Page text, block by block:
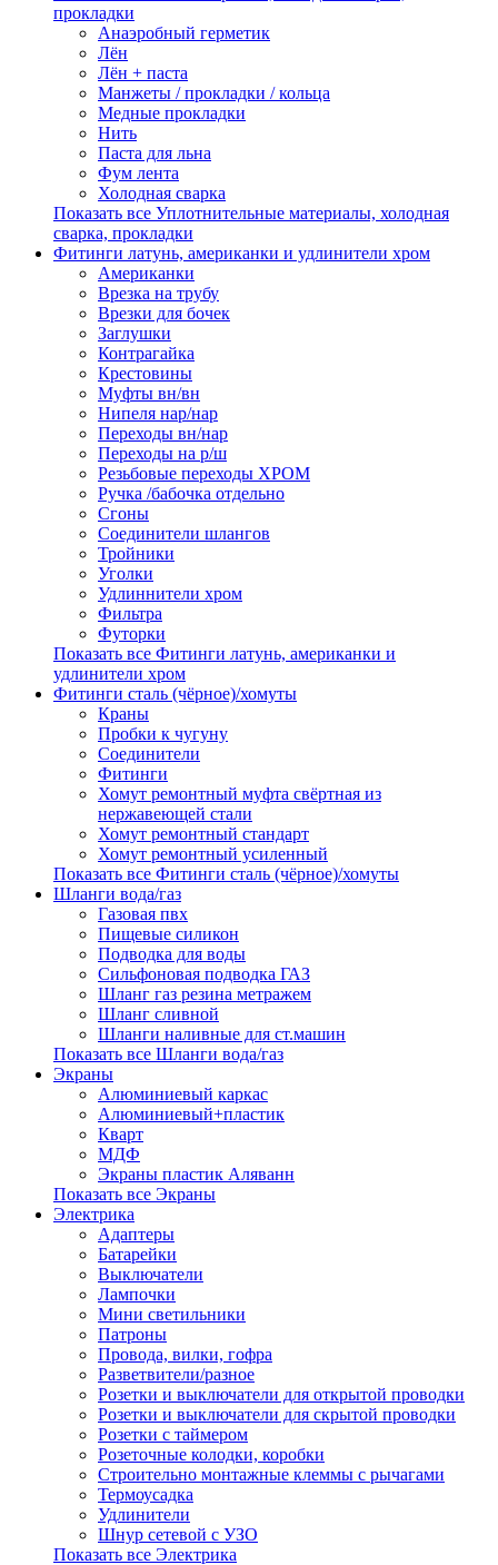
прокладки
Анаэробный герметик
Лён
Лён + паста
Манжеты / прокладки / кольца
Медные прокладки
Нить
Паста для льна
Фум лента
Холодная сварка
Показать все Уплотнительные материалы, холодная
сварка, прокладки
Фитинги латунь, американки и удлинители хром
Американки
Врезка на трубу
Врезки для бочек
Заглушки
Контрагайка
Крестовины
Муфты вн/вн
Нипеля нар/нар
Переходы вн/нар
Переходы на р/ш
Резьбовые переходы ХРОМ
Ручка /бабочка отдельно
Сгоны
Соединители шлангов
Тройники
Уголки
Удлиннители хром
Фильтра
Футорки
Показать все Фитинги латунь, американки и
удлинители хром
Фитинги сталь (чёрное)/хомуты
Краны
Пробки к чугуну
Соединители
Фитинги
Хомут ремонтный муфта свёртная из
нержавеющей стали
Хомут ремонтный стандарт
Хомут ремонтный усиленный
Показать все Фитинги сталь (чёрное)/хомуты
Шланги вода/газ
Газовая пвх
Пищевые силикон
Подводка для воды
Сильфоновая подводка ГАЗ
Шланг газ резина метражем
Шланг сливной
Шланги наливные для ст.машин
Показать все Шланги вода/газ
Экраны
Алюминиевый каркас
Алюминиевый+пластик
Кварт
МДФ
Экраны пластик Аляванн
Показать все Экраны
Электрика
Адаптеры
Батарейки
Выключатели
Лампочки
Мини светильники
Патроны
Провода, вилки, гофра
Разветвители/разное
Розетки и выключатели для открытой проводки
Розетки и выключатели для скрытой проводки
Розетки с таймером
Розеточные колодки, коробки
Строительно монтажные клеммы с рычагами
Термоусадка
Удлинители
Шнур сетевой с УЗО
Показать все Электрика